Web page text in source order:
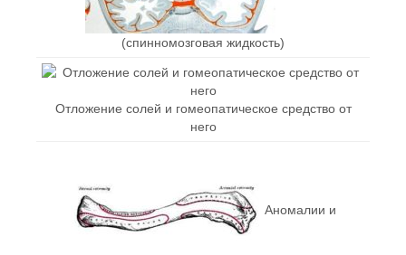
(спинномозговая жидкость)
Отложение солей и гомеопатическое средство от
него
Аномалии и